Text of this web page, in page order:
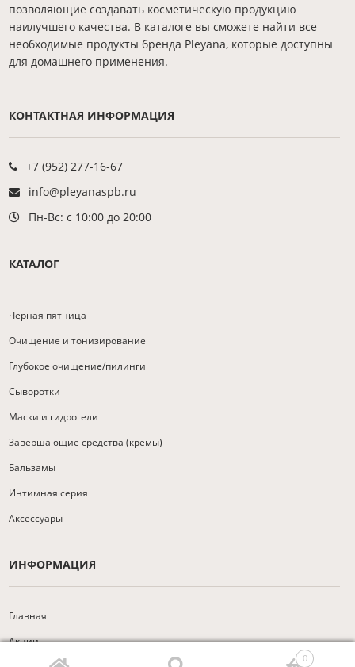
0
позволяющие создавать косметическую продукцию
наилучшего качества. В каталоге вы сможете найти все
необходимые продукты бренда Pleyana, которые доступны
для домашнего применения.
КОНТАКТНАЯ ИНФОРМАЦИЯ
+7 (952) 277-16-67
info@pleyanaspb.ru
Пн-Вс: с 10:00 до 20:00
КАТАЛОГ
Черная пятница
Очищение и тонизирование
Глубокое очищение/пилинги
Сыворотки
Маски и гидрогели
Завершающие средства (кремы)
Бальзамы
Интимная серия
Аксессуары
ИНФОРМАЦИЯ
Главная
Акции